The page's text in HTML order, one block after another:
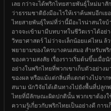
เลย กว่าจะได้พริกไทยสายพันธุ์ใหม่มา
ว่าธรรมชาติยังมีอะไรให้เราค้นพบอีกเ
ไทยสายพันธุ์ใหม่ที่ว่านี้มีอะไรน่าสนใจ
อาจจะเข้ามามีบทบาทในชีวิตเราได้อย่
วิทยาศาสตร์ ไม่ว่าจะเล็กน้อยแค่ไหน ล้
พยายามของใครบางคนเสมอ สำหรับพ
ของความสงสัย เรื่องราวเริ่มต้นขึ้นเมื่อ
อย่างในพริกไทยที่พวกเขาเก็บตัวอย่าง
ของผล หรือแม้แต่กลิ่นที่แตกต่างไปจาก
สนาม นักวิจัยได้เดินทางไปยังพื้นที่ปลูก
ไทยที่มีลักษณะผิดปกตินั้น พวกเขาต้องใ
ความรู้เกี่ยวกับพริกไทยเป็นอย่างดี การ